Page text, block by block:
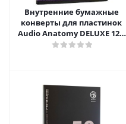
Внутренние бумажные
конверты для пластинок
Audio Anatomy DELUXE 12",
BLACK (50 шт)